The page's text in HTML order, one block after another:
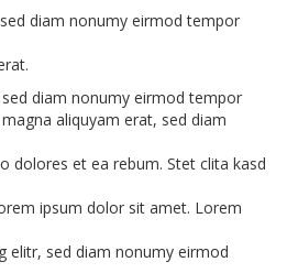
diam nonumy eirmod tempor
diam nonumy eirmod tempor
aliquyam erat, sed diam
dolores et ea rebum. Stet clita kasd
ipsum dolor sit amet. Lorem
elitr, sed diam nonumy eirmod